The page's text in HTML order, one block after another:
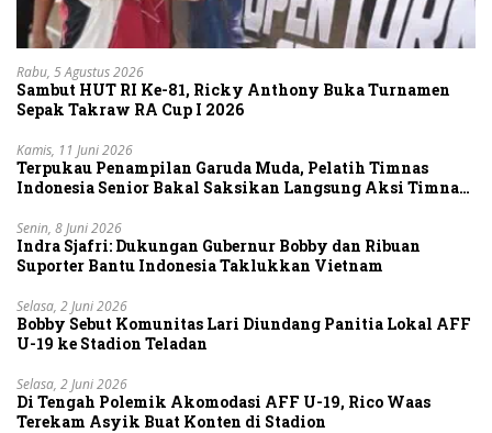
Rabu, 5 Agustus 2026
Sambut HUT RI Ke-81, Ricky Anthony Buka Turnamen
Sepak Takraw RA Cup I 2026
Kamis, 11 Juni 2026
Terpukau Penampilan Garuda Muda, Pelatih Timnas
Indonesia Senior Bakal Saksikan Langsung Aksi Timnas
Senin, 8 Juni 2026
Indra Sjafri: Dukungan Gubernur Bobby dan Ribuan
Suporter Bantu Indonesia Taklukkan Vietnam
Selasa, 2 Juni 2026
Bobby Sebut Komunitas Lari Diundang Panitia Lokal AFF
U-19 ke Stadion Teladan
Selasa, 2 Juni 2026
Di Tengah Polemik Akomodasi AFF U-19, Rico Waas
Terekam Asyik Buat Konten di Stadion